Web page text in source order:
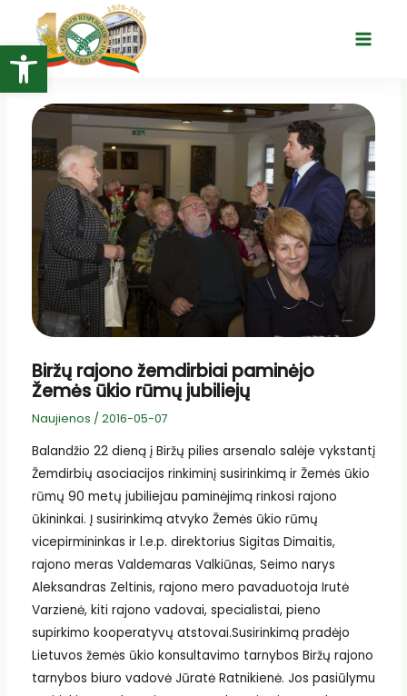
Open toolbar
turinio
Main
Biržų rajono žemdirbiai paminėjo
Žemės ūkio rūmų jubiliejų
Naujienos / 2016-05-07
Balandžio 22 dieną į Biržų pilies arsenalo salėje vykstantį
Žemdirbių asociacijos rinkiminį susirinkimą ir Žemės ūkio
rūmų 90 metų jubiliejau paminėjimą rinkosi rajono
ūkininkai. Į susirinkimą atvyko Žemės ūkio rūmų
vicepirmininkas ir l.e.p. direktorius Sigitas Dimaitis,
rajono meras Valdemaras Valkiūnas, Seimo narys
Aleksandras Zeltinis, rajono mero pavaduotoja Irutė
Varzienė, kiti rajono vadovai, specialistai, pieno
supirkimo kooperatyvų atstovai.Susirinkimą pradėjo
Lietuvos žemės ūkio konsultavimo tarnybos Biržų rajono
tarnybos biuro vadovė Jūratė Ratnikienė. Jos pasiūlymu